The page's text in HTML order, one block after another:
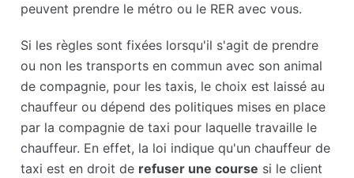
peuvent prendre le métro ou le RER avec vous.
Si les règles sont fixées lorsqu'il s'agit de prendre
ou non les transports en commun avec son animal
de compagnie, pour les taxis, le choix est laissé au
chauffeur ou dépend des politiques mises en place
par la compagnie de taxi pour laquelle travaille le
chauffeur. En effet, la loi indique qu'un chauffeur de
taxi est en droit de refuser une course si le client